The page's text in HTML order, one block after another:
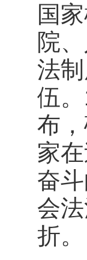
国
院
法
伍
布
家
奋
会
折。